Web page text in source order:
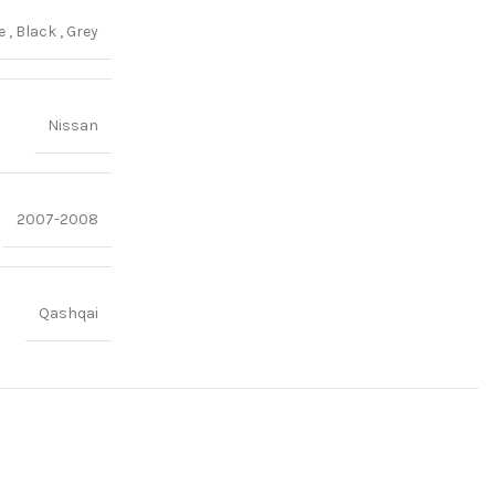
, Black , Grey
Nissan
2007-2008
Qashqai